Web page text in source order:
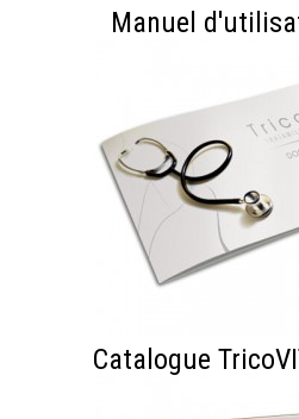
Manuel
Catalogue